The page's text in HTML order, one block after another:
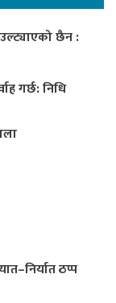
छैन :
गर्छ: निधि
ठप्प